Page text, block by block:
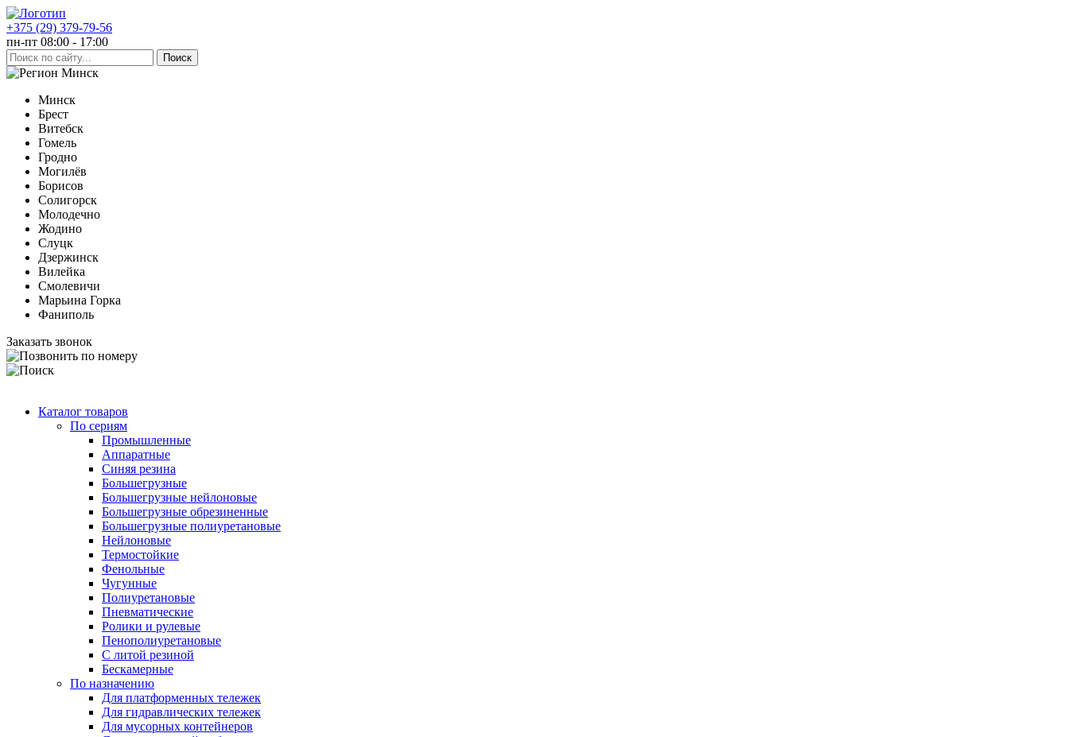
+375 (29) 379-79-56
пн-пт 08:00 - 17:00
Минск
Минск
Брест
Витебск
Гомель
Гродно
Могилёв
Борисов
Солигорск
Молодечно
Жодино
Слуцк
Дзержинск
Вилейка
Смолевичи
Марьина Горка
Фаниполь
Заказать звонок
Каталог товаров
По сериям
Промышленные
Аппаратные
Синяя резина
Большегрузные
Большегрузные нейлоновые
Большегрузные обрезиненные
Большегрузные полиуретановые
Нейлоновые
Термостойкие
Фенольные
Чугунные
Полиуретановые
Пневматические
Ролики и рулевые
Пенополиуретановые
С литой резиной
Бескамерные
По назначению
Для платформенных тележек
Для гидравлических тележек
Для мусорных контейнеров